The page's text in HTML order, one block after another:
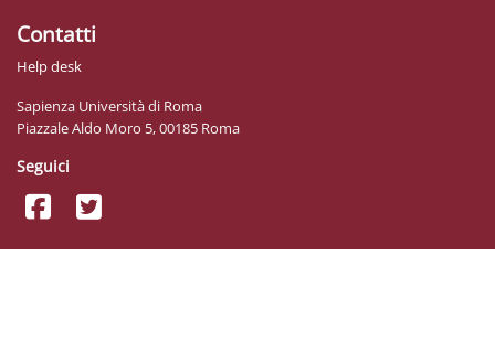
Contatti
Help desk
Sapienza Università di Roma
Piazzale Aldo Moro 5, 00185 Roma
Seguici